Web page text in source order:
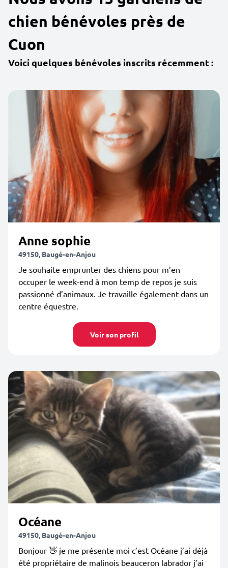
chien bénévoles près de
Cuon
Voici quelques bénévoles inscrits récemment :
Anne sophie
49150, Baugé-en-Anjou
Je souhaite emprunter des chiens pour m’en
occuper le week-end à mon temp de repos je suis
passionné d’animaux. Je travaille également dans un
centre équestre.
Voir son profil
Océane
49150, Baugé-en-Anjou
Bonjour 👋 je me présente moi c’est Océane j’ai déjà
été propriétaire de malinois beauceron labrador j’ai